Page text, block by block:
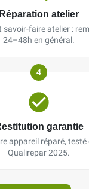
Réparation atelier
savoir-faire atelier :
24–48h en général.
4
garantie
appareil réparé,
Qualirepar 2025.